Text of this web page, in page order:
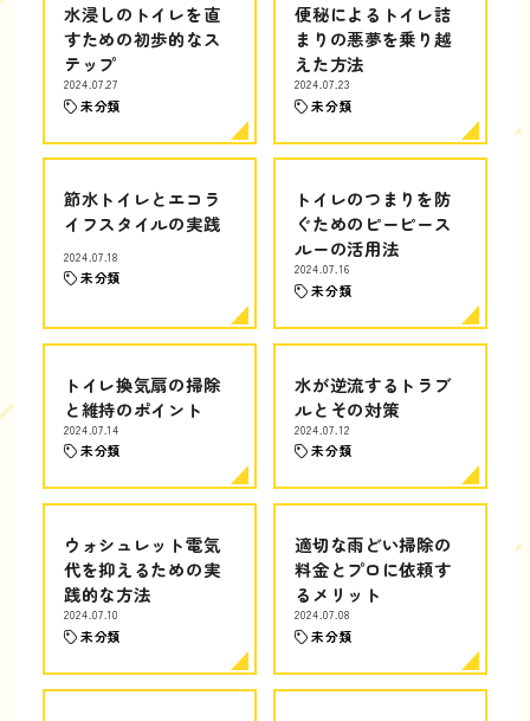
水浸しのトイレを直
すための初歩的なス
テップ
2024.07.27
未分類
便秘によるトイレ詰
まりの悪夢を乗り越
えた方法
2024.07.23
未分類
節水トイレとエコラ
イフスタイルの実践
2024.07.18
未分類
トイレのつまりを防
ぐためのピーピース
ルーの活用法
2024.07.16
未分類
トイレ換気扇の掃除
と維持のポイント
2024.07.14
未分類
水が逆流するトラブ
ルとその対策
2024.07.12
未分類
ウォシュレット電気
代を抑えるための実
践的な方法
2024.07.10
未分類
適切な雨どい掃除の
料金とプロに依頼す
るメリット
2024.07.08
未分類